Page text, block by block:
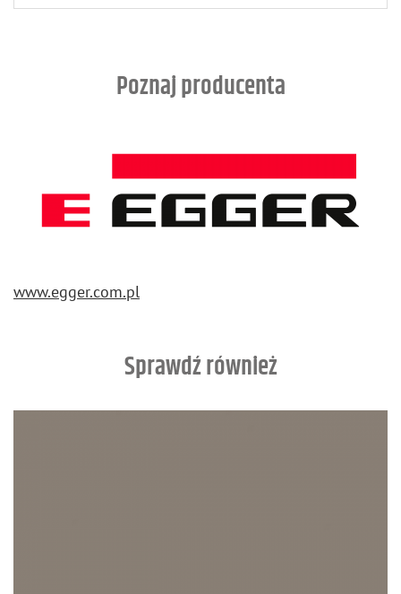
Poznaj producenta
www.​egger.​com.​pl
Sprawdź również